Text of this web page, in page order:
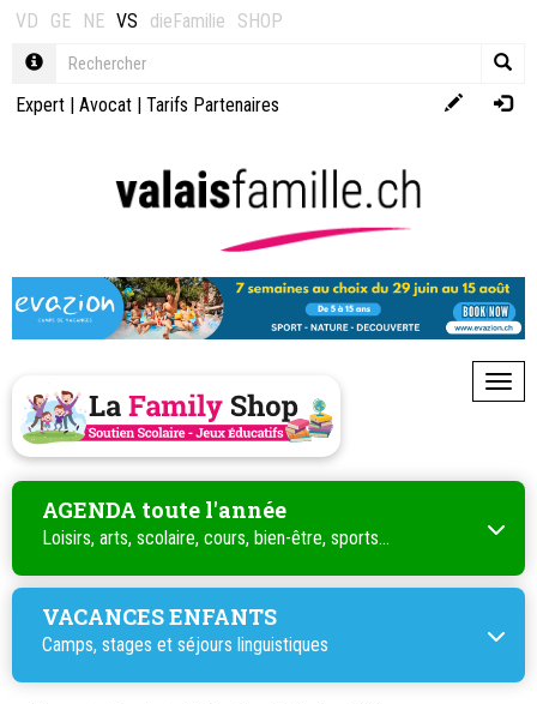
VD GE NE VS dieFamilie SHOP
Expert | Avocat | Tarifs Partenaires
AGENDA toute l'année
Loisirs, arts, scolaire, cours, bien-être, sports...
VACANCES ENFANTS
Camps, stages et séjours linguistiques